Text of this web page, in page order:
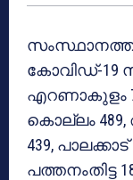
സംസ്ഥാനത്ത്
കോവിഡ്-19
എറണാകുളം
കൊല്ലം
439,
പത്തനംതിട്ട